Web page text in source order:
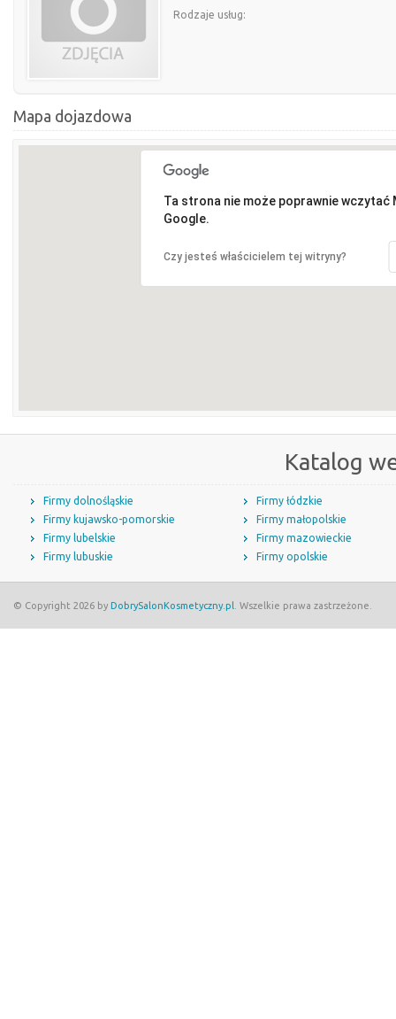
Rodzaje usług:
Mapa dojazdowa
Ta strona nie może poprawnie wczytać
Google.
Czy jesteś właścicielem tej witryny?
Katalog
Firmy dolnośląskie
Firmy kujawsko-pomorskie
Firmy lubelskie
Firmy lubuskie
Firmy łódzkie
Firmy małopolskie
Firmy mazowieckie
Firmy opolskie
© Copyright 2026 by DobrySalonKosmetyczny.pl . Wszelkie prawa zastrzeżone.